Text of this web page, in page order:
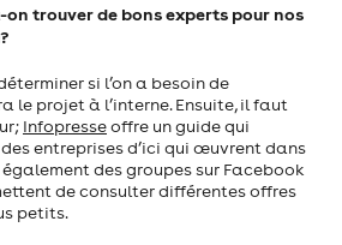
on trouver de bons experts pour nos
si l’on a besoin de
le projet à l’interne. Ensuite, il faut
Infopresseoffre un guide qui
entreprises d’ici qui œuvrent dans
des groupes sur Facebook
de consulter différentes offres
petits.